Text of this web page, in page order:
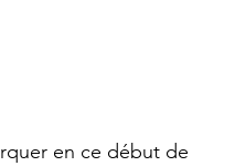
en ce début de